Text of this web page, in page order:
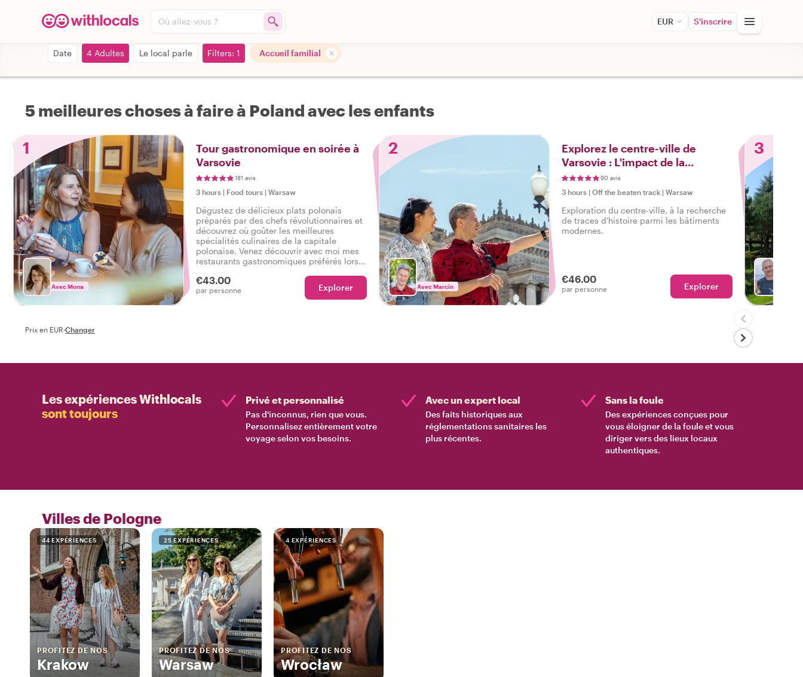
Où allez-vous ? EUR S'inscrire
Date 4 Adultes Le local parle Filters: 1 Accueil familial
5 meilleures choses à faire à Poland avec les enfants
1
Avec Mona
Tour gastronomique en soirée à
Varsovie
181 avis
3 hours | Food tours | Warsaw
Dégustez de délicieux plats polonais
préparés par des chefs révolutionnaires et
découvrez où goûter les meilleures
spécialités culinaires de la capitale
polonaise. Venez découvrir avec moi mes
restaurants gastronomiques préférés lors
unique ! Contactez-moi pour réserver cette
visite.
€43.00
par personne Explorer
2
Avec Marcin
Explorez le centre-ville de
Varsovie : L'impact de la
Seconde Guerre mondiale
90 avis
3 hours | Off the beaten track | Warsaw
Exploration du centre-ville, à la recherche
de traces d'histoire parmi les bâtiments
modernes.
€46.00
par personne Explorer
3
Prix en EUR·Changer
Les expériences Withlocals
sont toujours
Privé et personnalisé
Pas d'inconnus, rien que vous.
Personnalisez entièrement votre
voyage selon vos besoins.
Avec un expert local
Des faits historiques aux
réglementations sanitaires les
plus récentes.
Sans la foule
Des expériences conçues pour
vous éloigner de la foule et vous
diriger vers des lieux locaux
authentiques.
Villes de Pologne
44 EXPÉRIENCES
PROFITEZ DE NOS
Krakow
25 EXPÉRIENCES
PROFITEZ DE NOS
Warsaw
4 EXPÉRIENCES
PROFITEZ DE NOS
Wrocław